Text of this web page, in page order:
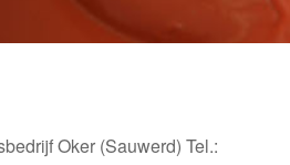
Oker (Sauwerd) Tel.: